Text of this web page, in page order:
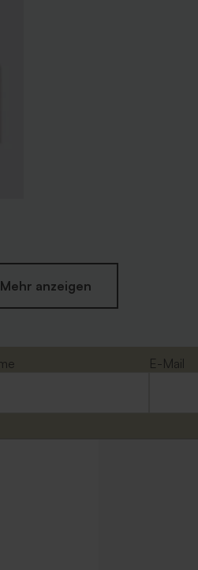
Mehr anzeigen
E-Mail